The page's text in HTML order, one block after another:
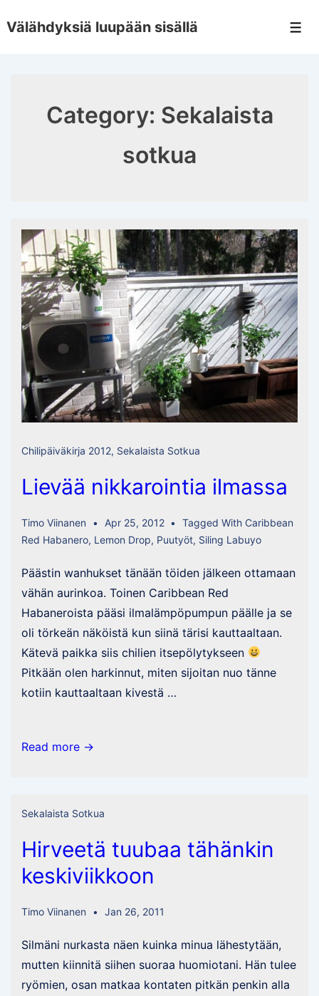
Skip
Välähdyksiä luupään sisällä
Category: Sekalaista
sotkua
Chilipäiväkirja 2012, Sekalaista Sotkua
Lievää nikkarointia ilmassa
Timo Viinanen Apr 25, 2012 Tagged With Caribbean
Red Habanero, Lemon Drop, Puutyöt, Siling Labuyo
Päästin wanhukset tänään töiden jälkeen ottamaan
vähän aurinkoa. Toinen Caribbean Red
Habaneroista pääsi ilmalämpöpumpun päälle ja se
oli törkeän näköistä kun siinä tärisi kauttaaltaan.
Kätevä paikka siis chilien itsepölytykseen
Pitkään olen harkinnut, miten sijoitan nuo tänne
kotiin kauttaaltaan kivestä …
Lievää
Read more →
Sekalaista Sotkua
Hirveetä tuubaa tähänkin
keskiviikkoon
Timo Viinanen Jan 26, 2011
Silmäni nurkasta näen kuinka minua lähestytään,
mutten kiinnitä siihen suoraa huomiotani. Hän tulee
ryömien, osan matkaa kontaten pitkän penkin alla